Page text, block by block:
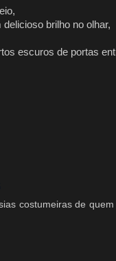
brilho no olhar,
escuros de portas
costumeiras de